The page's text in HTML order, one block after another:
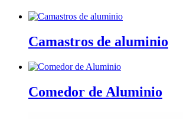
Camastros de aluminio
Comedor de Aluminio